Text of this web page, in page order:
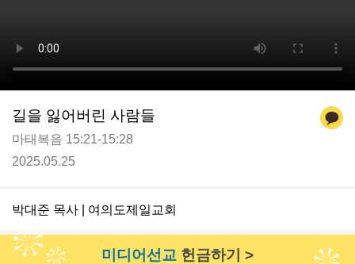
길을 잃어버린 사람들
마태복음 15:21-15:28
2025.05.25
박대준 목사 | 여의도제일교회
미디어선교 헌금하기 >